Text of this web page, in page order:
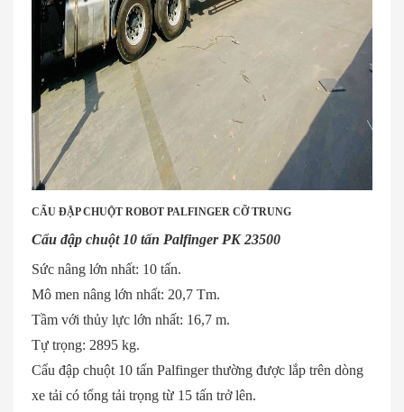
CẨU ĐẬP CHUỘT ROBOT PALFINGER CỠ TRUNG
Cẩu đập chuột 10 tấn Palfinger PK 23500
Sức nâng lớn nhất: 10 tấn.
Mô men nâng lớn nhất: 20,7 Tm.
Tầm với thủy lực lớn nhất: 16,7 m.
Tự trọng: 2895 kg.
Cẩu đập chuột 10 tấn Palfinger thường được lắp trên dòng
xe tải có tổng tải trọng từ 15 tấn trở lên.